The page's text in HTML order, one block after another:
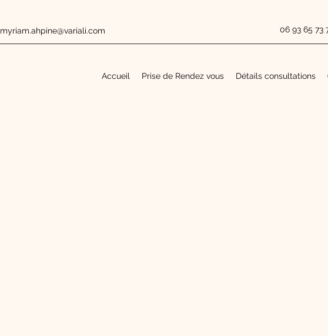
myriam.ahpine@variali.com 06 93 65 73
Accueil Prise de Rendez vous Détails consultations